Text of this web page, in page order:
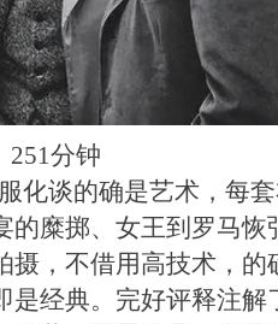
251分钟
化谈的确是艺术，每
的糜掷、女王到罗马恢
摄，不借用高技术，的
是经典。完好评释注解